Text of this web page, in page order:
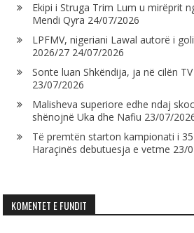
Ekipi i Struga Trim Lum u mirëprit
Mendi Qyra 24/07/2026
LPFMV, nigeriani Lawal autorë i
2026/27 24/07/2026
Sonte luan Shkëndija, ja në cilën
23/07/2026
Malisheva superiore edhe ndaj
shënojnë Uka dhe Nafiu 23/07/
Të premtën starton kampionati i
Haraçinës debutuesja e vetme 23/
KOMENTET E FUNDIT